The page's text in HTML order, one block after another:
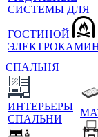
СИСТЕМЫ ДЛЯ
ГОСТИНОЙ
СПАЛЬНЯ
ИНТЕРЬЕРЫ
СПАЛЬНИ